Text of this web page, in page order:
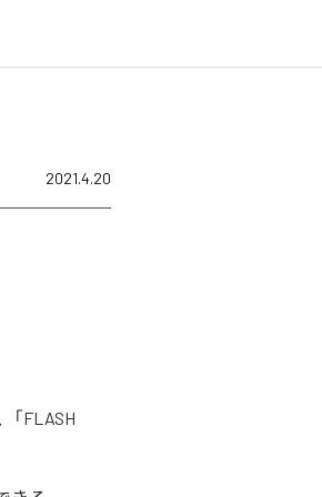
2021.4.20
FLASH